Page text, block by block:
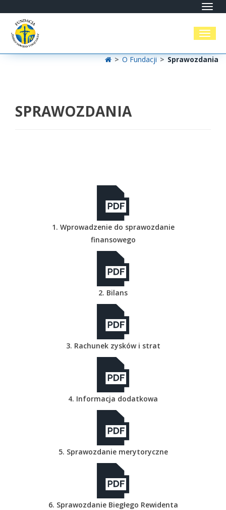
> O Fundacji > Sprawozdania
SPRAWOZDANIA
1. Wprowadzenie do sprawozdanie
finansowego
2. Bilans
3. Rachunek zysków i strat
4. Informacja dodatkowa
5. Sprawozdanie merytoryczne
6. Sprawozdanie Biegłego Rewidenta